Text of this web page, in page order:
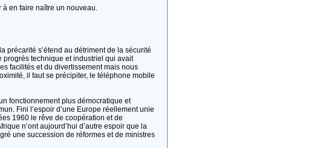
en faire naître un nouveau.
précarité s’étend au détriment de la sécurité
progrès technique et industriel qui avait
facilités et du divertissement mais nous
il faut se précipiter, le téléphone mobile
fonctionnement plus démocratique et
Fini l’espoir d’une Europe réellement unie
1960 le rêve de coopération et de
n’ont aujourd’hui d’autre espoir que la
une succession de réformes et de ministres